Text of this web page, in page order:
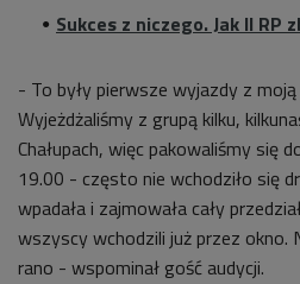
Sukces z niczego. Jak II RP
- To były pierwsze wyjazdy z
Wyjeżdżaliśmy z grupą kilku,
Chałupach, więc pakowaliśmy się
19.00 - często nie wchodziło się
wpadała i zajmowała cały
wszyscy wchodzili już przez okno.
rano - wspominał gość audycji.